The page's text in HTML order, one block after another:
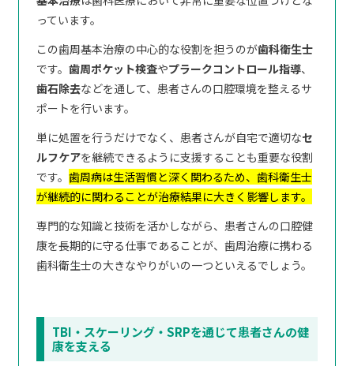
っています。
この歯周基本治療の中心的な役割を担うのが歯科衛生士
です。歯周ポケット検査やプラークコントロール指導、
歯石除去などを通して、患者さんの口腔環境を整えるサ
ポートを行います。
単に処置を行うだけでなく、患者さんが自宅で適切なセ
ルフケアを継続できるように支援することも重要な役割
です。歯周病は生活習慣と深く関わるため、歯科衛生士
が継続的に関わることが治療結果に大きく影響します。
専門的な知識と技術を活かしながら、患者さんの口腔健
康を長期的に守る仕事であることが、歯周治療に携わる
歯科衛生士の大きなやりがいの一つといえるでしょう。
TBI・スケーリング・SRPを通じて患者さんの健
康を支える